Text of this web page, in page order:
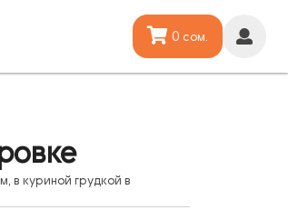
0 сом.
в куриной грудкой в